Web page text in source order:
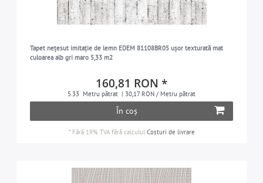
Tapet nețesut imitație de lemn EDEM 81108BR05 ușor texturată mat
culoarea alb gri maro 5,33 m2
160,81 RON *
5.33 Metru pătrat | 30,17 RON / Metru pătrat
În coș
* Fără 19% TVAfără calculul Costuri de livrare